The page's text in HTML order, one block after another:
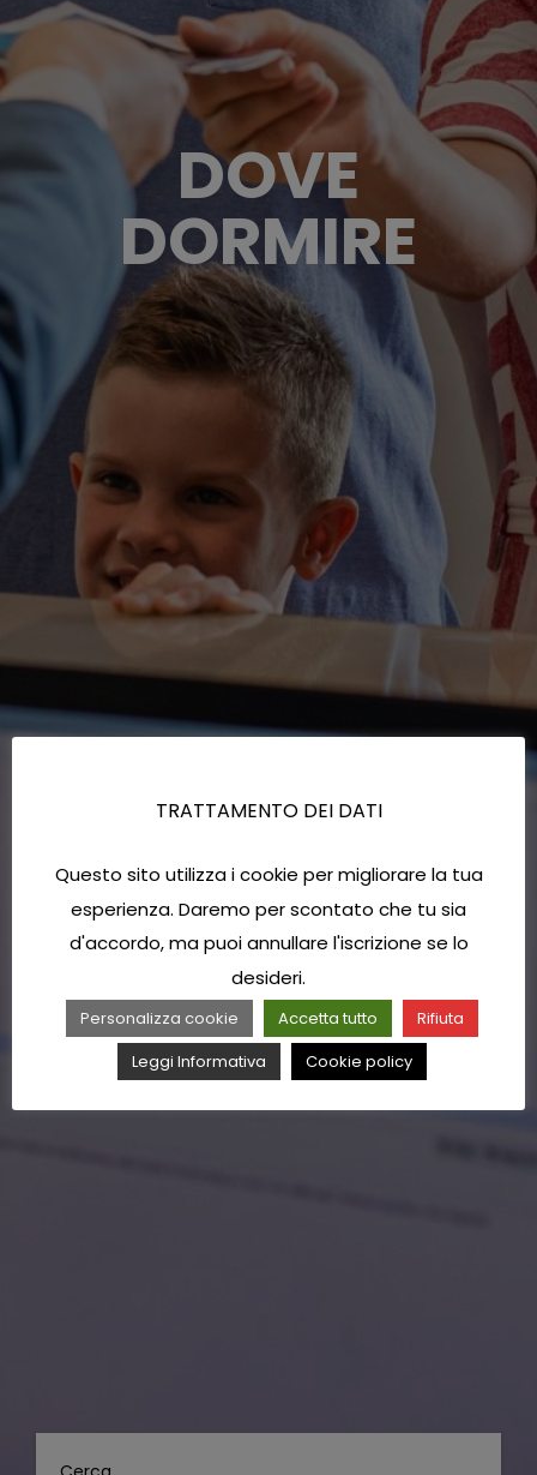
DOVE
DORMIRE
TRATTAMENTO DEI DATI
Questo sito utilizza i cookie per migliorare la tua
esperienza. Daremo per scontato che tu sia
d'accordo, ma puoi annullare l'iscrizione se lo
desideri.
Personalizza cookie Accetta tutto
Rifiuta
Leggi Informativa
Cookie policy